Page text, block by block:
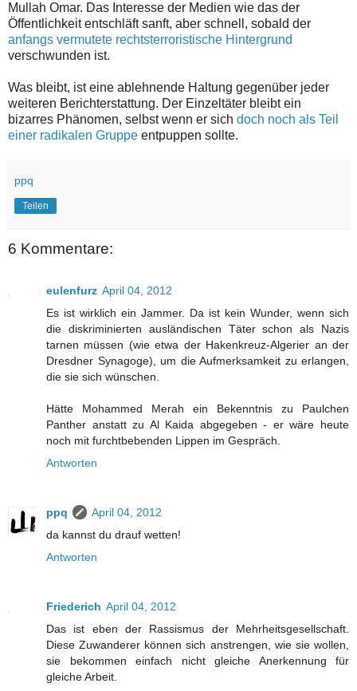
Mullah Omar. Das Interesse der Medien wie das der
Öffentlichkeit entschläft sanft, aber schnell, sobald der
anfangs vermutete rechtsterroristische Hintergrund
verschwunden ist.
Was bleibt, ist eine ablehnende Haltung gegenüber jeder
weiteren Berichterstattung. Der Einzeltäter bleibt ein
bizarres Phänomen, selbst wenn er sich doch noch als Teil
einer radikalen Gruppe entpuppen sollte.
ppq
Teilen
6 Kommentare:
eulenfurz April 04, 2012
Es ist wirklich ein Jammer. Da ist kein Wunder, wenn sich
die diskriminierten ausländischen Täter schon als Nazis
tarnen müssen (wie etwa der Hakenkreuz-Algerier an der
Dresdner Synagoge), um die Aufmerksamkeit zu erlangen,
die sie sich wünschen.
Hätte Mohammed Merah ein Bekenntnis zu Paulchen
Panther anstatt zu Al Kaida abgegeben - er wäre heute
noch mit furchtbebenden Lippen im Gespräch.
Antworten
ppq
April 04, 2012
da kannst du drauf wetten!
Antworten
Friederich April 04, 2012
Das ist eben der Rassismus der Mehrheitsgesellschaft.
Diese Zuwanderer können sich anstrengen, wie sie wollen,
sie bekommen einfach nicht gleiche Anerkennung für
gleiche Arbeit.